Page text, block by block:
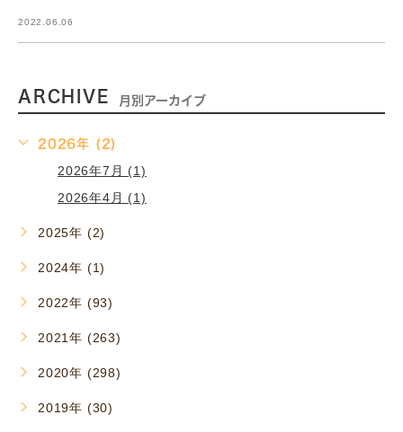
2022.06.06
ARCHIVE 月別アーカイブ
2026年 (2)
2026年7月 (1)
2026年4月 (1)
2025年 (2)
2024年 (1)
2022年 (93)
2021年 (263)
2020年 (298)
2019年 (30)